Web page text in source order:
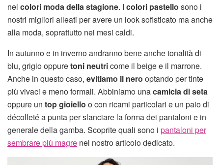
nei colori moda della stagione. I colori pastello sono i
nostri migliori alleati per avere un look sofisticato ma anche
alla moda, soprattutto nei mesi caldi.
In autunno e in inverno andranno bene anche tonalità di
blu, grigio oppuretoni neutricome il beige e il marrone.
Anche in questo caso, evitiamo il nero optando per tinte
più vivaci e meno formali. Abbiniamo unacamicia di seta
oppure un top gioiello o con ricami particolari e un paio di
décolleté a punta per slanciare la forma dei pantaloni e in
generale della gamba. Scoprite quali sono i pantaloni per
sembrare più magre nel nostro articolo dedicato.